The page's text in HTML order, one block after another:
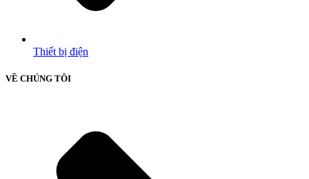
Thiết bị điện
VỀ CHÚNG TÔI